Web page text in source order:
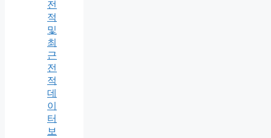
전
적
및
최
근
전
적
데
이
터
보